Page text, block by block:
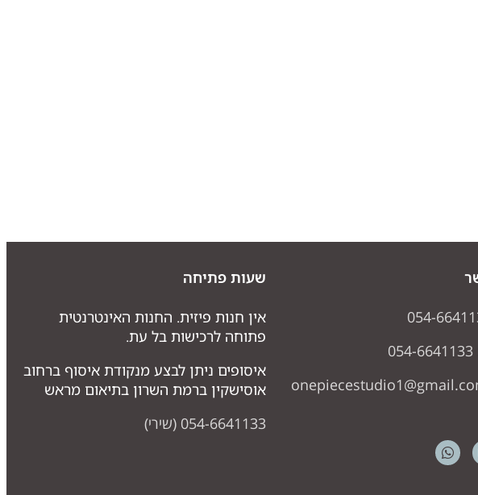
054-
054-6641133
שעות פתיחה
אין חנות פיזית. החנות האינטרנטית
פתוחה לרכישות בל עת.
איסופים ניתן לבצע מנקודת איסוף ברחוב
אוסישקין ברמת השרון בתיאום מראש
054-6641133 (שירי)